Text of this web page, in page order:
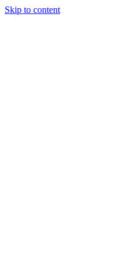
Skip to content